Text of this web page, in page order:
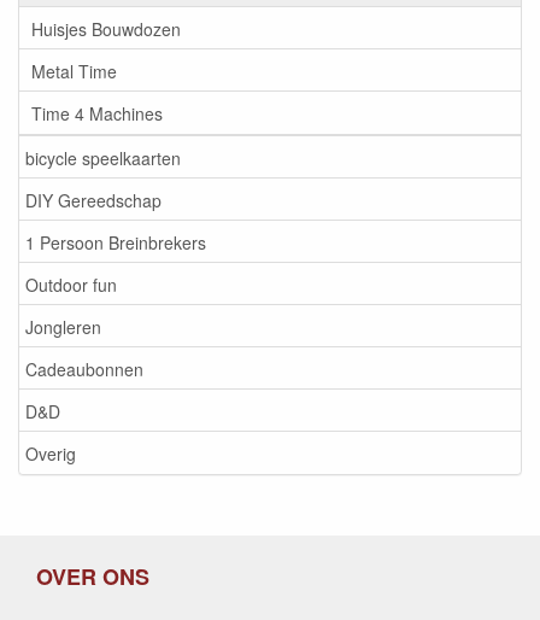
Huisjes Bouwdozen
Metal Time
Time 4 Machines
bicycle speelkaarten
DIY Gereedschap
1 Persoon Breinbrekers
Outdoor fun
Jongleren
Cadeaubonnen
D&D
Overig
OVER ONS